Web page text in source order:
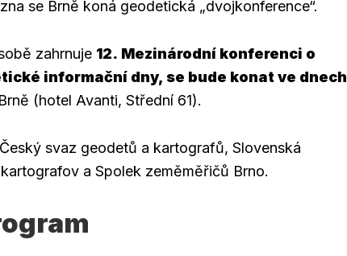
se Brně koná geodetická „dvojkonference“.
zahrnuje 12. Mezinárodní konferenci o
informační dny, se bude konat ve dnech
(hotel Avanti, Střední 61).
svaz geodetů a kartografů, Slovenská
a Spolek zeměměřičů Brno.